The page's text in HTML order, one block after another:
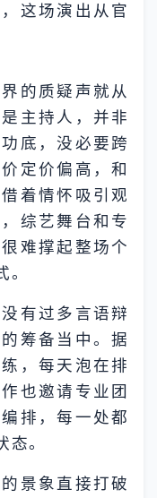
这场演出从官
的质疑声就从
主持人，并非
底，没必要跨
定价偏高，和
着情怀吸引观
综艺舞台和专
难撑起整场个
有过多言语辩
筹备当中。据
，每天泡在排
也邀请专业团
排，每一处都
。
景象直接打破